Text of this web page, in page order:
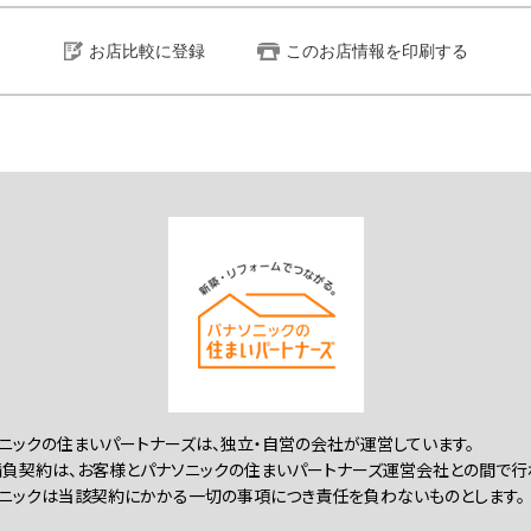
お店比較に登録 このお店情報を印刷する
ックの住まいパートナーズは、独立・自営の会社が運営しています。
契約は、お客様とパナソニックの住まいパートナーズ運営会社との間で行
ックは当該契約にかかる一切の事項につき責任を負わないものとします。